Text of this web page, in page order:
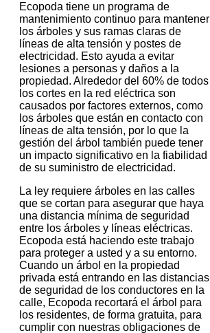
Ecopoda tiene un programa de
mantenimiento continuo para mantener
los árboles y sus ramas claras de
líneas de alta tensión y postes de
electricidad. Esto ayuda a evitar
lesiones a personas y daños a la
propiedad. Alrededor del 60% de todos
los cortes en la red eléctrica son
causados ​​por factores externos, como
los árboles que están en contacto con
líneas de alta tensión, por lo que la
gestión del árbol también puede tener
un impacto significativo en la fiabilidad
de su suministro de electricidad.
La ley requiere árboles en las calles
que se cortan para asegurar que haya
una distancia mínima de seguridad
entre los árboles y líneas eléctricas.
Ecopoda está haciendo este trabajo
para proteger a usted y a su entorno.
Cuando un árbol en la propiedad
privada está entrando en las distancias
de seguridad de los conductores en la
calle, Ecopoda recortará el árbol para
los residentes, de forma gratuita, para
cumplir con nuestras obligaciones de